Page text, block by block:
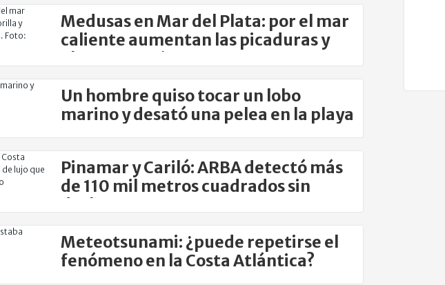
Medusas en Mar del Plata: por el mar
caliente aumentan las picaduras y
alertan a turistas
Un hombre quiso tocar un lobo
marino y desató una pelea en la playa
Pinamar y Cariló: ARBA detectó más
de 110 mil metros cuadrados sin
declarar
Meteotsunami: ¿puede repetirse el
fenómeno en la Costa Atlántica?